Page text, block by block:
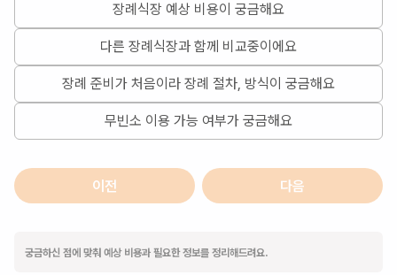
장례식장 예상 비용이 궁금해요
다른 장례식장과 함께 비교중이에요
장례 준비가 처음이라 장례 절차, 방식이 궁금해요
무빈소 이용 가능 여부가 궁금해요
이전 다음
궁금하신 점에 맞춰 예상 비용과 필요한 정보를 정리해드려요.